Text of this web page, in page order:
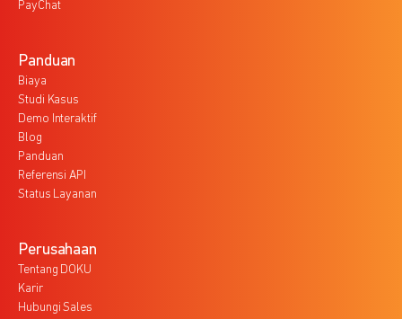
PayChat
Panduan
Biaya
Studi Kasus
Demo Interaktif
Blog
Panduan
Referensi API
Status Layanan
Perusahaan
Tentang DOKU
Karir
Hubungi Sales